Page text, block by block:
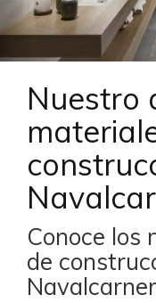
Nuestro
Conoce los
de